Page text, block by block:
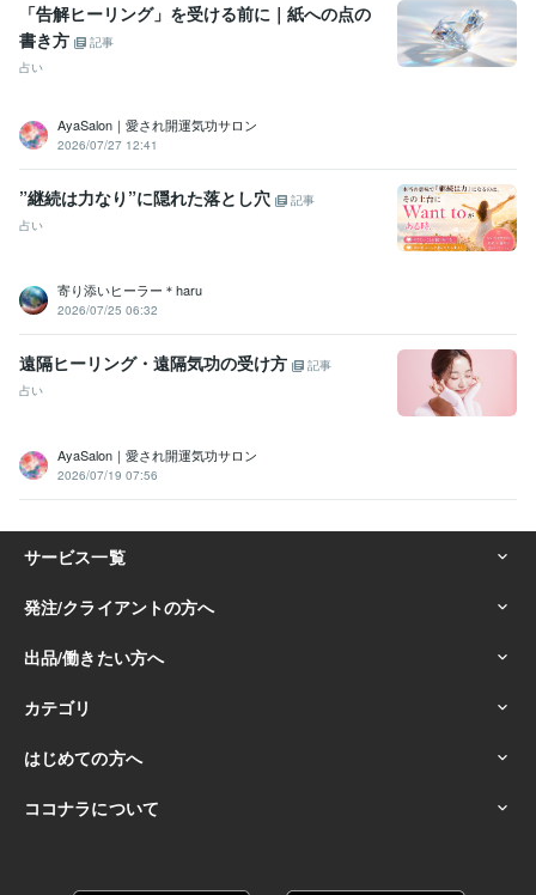
「告解ヒーリング」を受ける前に｜紙への点の
書き方
記事
占い
AyaSalon｜愛され開運気功サロン
2026/07/27 12:41
”継続は力なり”に隠れた落とし穴
記事
占い
寄り添いヒーラー＊haru
2026/07/25 06:32
遠隔ヒーリング・遠隔気功の受け方
記事
占い
AyaSalon｜愛され開運気功サロン
2026/07/19 07:56